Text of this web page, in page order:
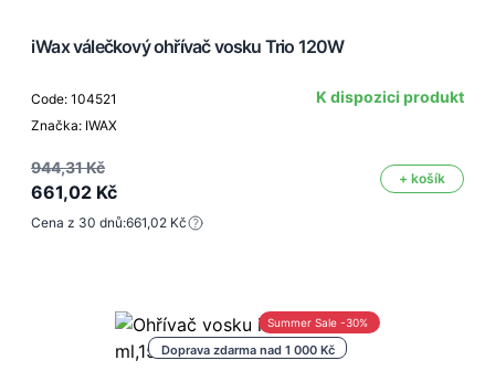
iWax válečkový ohřívač vosku Trio 120W
Code: 104521
Značka: IWAX
K dispozici produkt
944,31 Kč
661,02 Kč
+ košík
Cena z 30 dnů:661,02 Kč
Doprava zdarma nad 1 000 Kč
Summer Sale -30%